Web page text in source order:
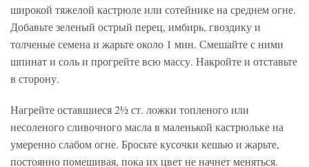
широкой тяжелой кастрюле или сотейнике на среднем огне.
Добавьте зеленый острый перец, имбирь, гвоздику и
толченые семена и жарьте около 1 мин. Смешайте с ними
шпинат и соль и прогрейте всю массу. Накройте и отставьте
в сторону.
Нагрейте оставшиеся 2½ ст. ложки топленого или
несоленого сливочного масла в маленькой кастрюльке на
умеренно слабом огне. Бросьте кусочки кешью и жарьте,
постоянно помешивая, пока их цвет не начнет меняться.